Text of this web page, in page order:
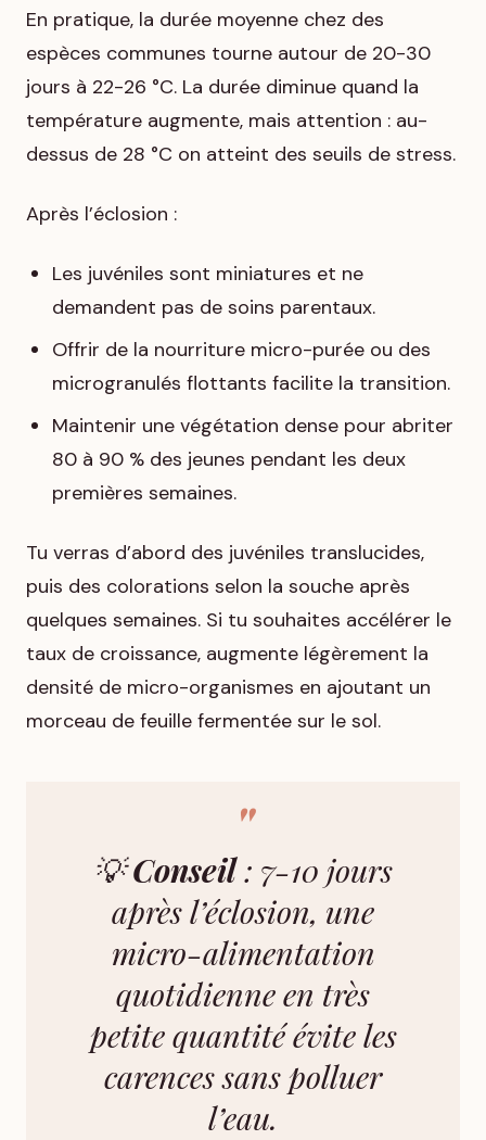
En pratique, la durée moyenne chez des
espèces communes tourne autour de 20-30
jours à 22-26 °C. La durée diminue quand la
température augmente, mais attention : au-
dessus de 28 °C on atteint des seuils de stress.
Après l’éclosion :
Les juvéniles sont miniatures et ne
demandent pas de soins parentaux.
Offrir de la nourriture micro-purée ou des
microgranulés flottants facilite la transition.
Maintenir une végétation dense pour abriter
80 à 90 % des jeunes pendant les deux
premières semaines.
Tu verras d’abord des juvéniles translucides,
puis des colorations selon la souche après
quelques semaines. Si tu souhaites accélérer le
taux de croissance, augmente légèrement la
densité de micro-organismes en ajoutant un
morceau de feuille fermentée sur le sol.
💡Conseil: 7-10 jours
après l’éclosion, une
micro-alimentation
quotidienne en très
petite quantité évite les
carences sans polluer
l’eau.